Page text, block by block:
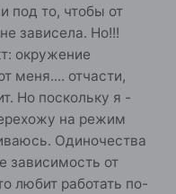
под то, чтобы от
зависела. Но!!!
окружение
меня.... отчасти,
Но поскольку я -
на режим
Одиночества
зависимость от
любит работать по-